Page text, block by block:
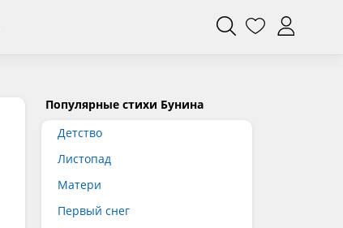
Популярные стихи Бунина
Детство
Листопад
Матери
Первый снег